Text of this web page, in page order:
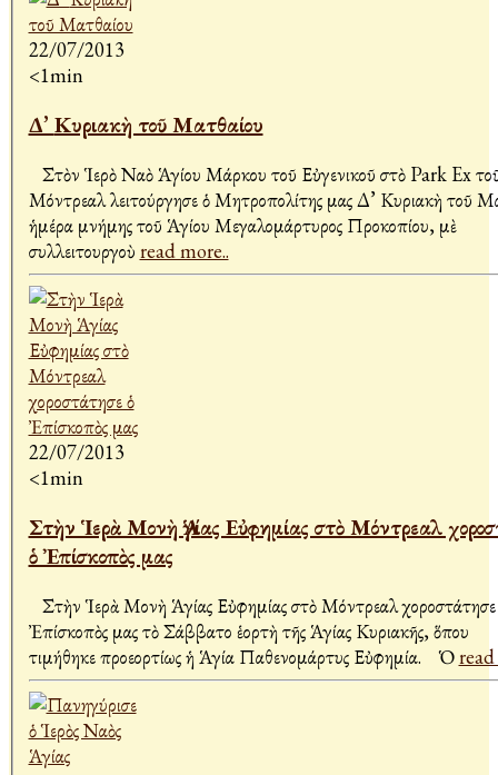
22/07/2013
<1min
Δ’ Κυριακὴ τοῦ Ματθαίου
Στὸν Ἱερὸ Ναὸ Ἁγίου Μάρκου τοῦ Εὐγενικοῦ στὸ Park Ex
Μόντρεαλ λειτούργησε ὁ Μητροπολίτης μας Δ’ Κυριακὴ τοῦ
ἡμέρα μνήμης τοῦ Ἁγίου Μεγαλομάρτυρος Προκοπίου, μὲ
συλλειτουργοὺ read more..
22/07/2013
<1min
Στὴν Ἱερὰ Μονὴ Ἁγίας Εὐφημίας στὸ Μόντρεαλ
ὁ Ἐπίσκοπὸς μας
Στὴν Ἱερὰ Μονὴ Ἁγίας Εὐφημίας στὸ Μόντρεαλ
Ἐπίσκοπὸς μας τὸ Σάββατο ἑορτὴ τῆς Ἁγίας Κυριακῆς, ὅπου
τιμήθηκε προεορτίως ἡ Ἁγία Παθενομάρτυς Εὐφημία. Ὁ